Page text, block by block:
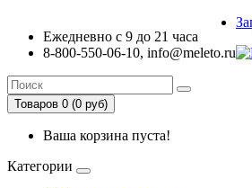
Ежедневно с 9 до 21 часа
8-800-550-06-10, info@meleto.ru
Товаров 0 (0 pуб)
Ваша корзина пуста!
Категории